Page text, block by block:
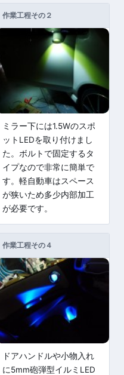
作業工程その２
ミラー下には1.5Wのスポ
ットLEDを取り付けまし
た。ボルトで固定するタ
イプなので非常に簡単で
す。軽自動車はスペース
が狭いため多少内部加工
が必要です。
作業工程その４
ドアハンドルや小物入れ
に5mm砲弾型イルミLED